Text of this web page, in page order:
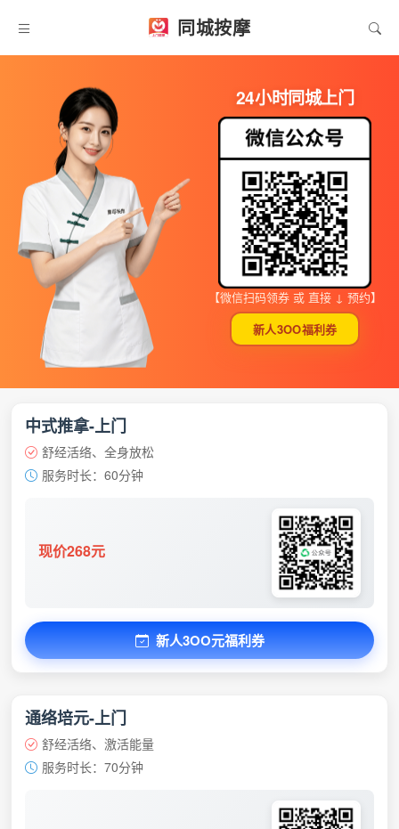
同城按摩
24小时同城上门
【微信扫码领券 或 直接 ↓ 预约】
新人3OO福利券
中式推拿-上门
舒经活络、全身放松
服务时长：60分钟
现价268元
新人3OO元福利券
通络培元-上门
舒经活络、激活能量
服务时长：70分钟